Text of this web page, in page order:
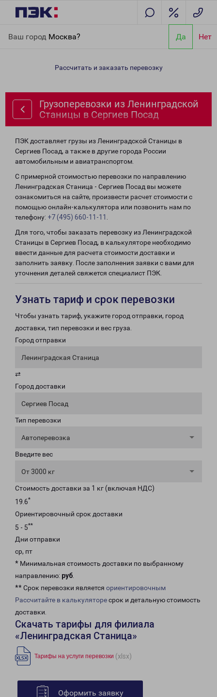
Ваш город Москва? Да Нет
Станицы в Сергиев Посад
Рассчитать и заказать перевозку
Грузоперевозки из Ленинградской
Станицы в Сергиев Посад
ПЭК доставляет грузы из Ленинградской Станицы в
Сергиев Посад, а также в другие города России
автомобильным и авиатранспортом.
С примерной стоимостью перевозки по направлению
Ленинградская Станица - Сергиев Посад вы можете
ознакомиться на сайте, произвести расчет стоимости с
помощью онлайн-калькулятора или позвонить нам по
телефону: +7 (495) 660-11-11
Для того, чтобы заказать перевозку из Ленинградской
Станицы в Сергиев Посад, в калькуляторе необходимо
ввести данные для расчета стоимости доставки и
заполнить заявку. После заполнения заявки с вами для
уточнения деталей свяжется специалист ПЭК.
Узнать тариф и срок перевозки
Чтобы узнать тариф, укажите город отправки, город
доставки, тип перевозки и вес груза.
Город отправки
Ленинградская Станица
⇄
Город доставки
Сергиев Посад
Тип перевозки
Автоперевозка
Введите вес
От 3000 кг
Стоимость доставки за 1 кг (включая НДС)
19.6*
Ориентировочный срок доставки
5 - 5**
Дни отправки
ср, пт
* Минимальная стоимость доставки по выбранному
направлению: руб.
** Срок перевозки является ориентировочным
Рассчитайте в калькуляторесрок и детальную стоимость
доставки.
Скачать тарифы для филиала
«Ленинградская Станица»
Тарифы на услуги перевозки (xlsx)
Оформить заявку